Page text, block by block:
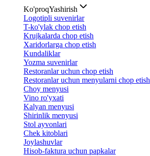
Ko'proqYashirish
Logotipli suvenirlar
T-ko'ylak chop etish
Krujkalarda chop etish
Xaridorlarga chop etish
Kundaliklar
Yozma suvenirlar
Restoranlar uchun chop etish
Restoranlar uchun menyularni chop etish
Choy menyusi
Vino ro'yxati
Kalyan menyusi
Shirinlik menyusi
Stol ayvonlari
Chek kitoblari
Joylashuvlar
Hisob-faktura uchun papkalar